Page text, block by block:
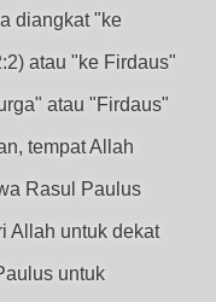
diangkat "ke
atau "ke Firdaus"
atau "Firdaus"
tempat Allah
Rasul Paulus
Allah untuk dekat
untuk